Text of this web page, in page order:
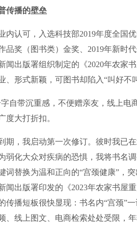
传播的壁垒
认可，入选科技部2019年度全国优
品奖（图书类）金奖、2019年新时
闻出版署组织制定的《2020年农家
、形式新颖，可图书却陷入“叫好不
带沉重感，不便赠亲友，线上电
度大打折扣。
，我启动第一次修订。彼时我已在
弱化大众对疾病的恐惧，我将书名
词替换为温和正向的“宫颈健康”，突
闻出版署印发的《2023年农家书屋
传播短板很快显现：书名内“宫颈”
、线上图文、电商检索处处受限，